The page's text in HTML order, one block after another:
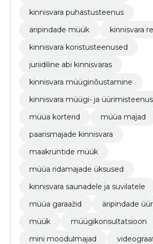
kinnisvara puhastusteenus
äripindade müük
kinnisvara
kinnisvara koristusteenused
juriidiline abi kinnisvaras
kinnisvara müüginõustamine
kinnisvara müügi- ja
müüa korterid
müüa majad
paarismajade kinnisvara
maakruntide müük
müüa ridamajade üksused
kinnisvara saunadele ja suvilatele
müüa garaažid
äripindade üür
müük
müügikonsultatsioon
mini moodulmajad